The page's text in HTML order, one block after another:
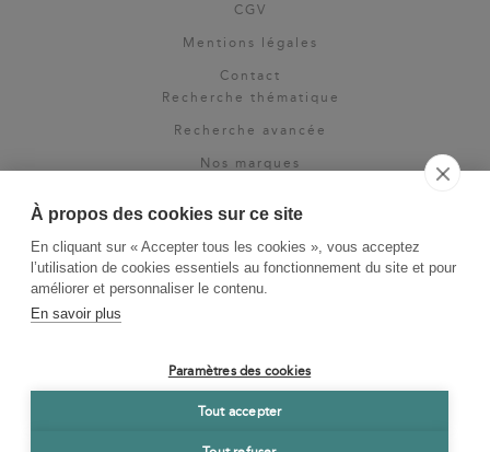
À propos des cookies sur ce site
En cliquant sur « Accepter tous les cookies », vous acceptez
l’utilisation de cookies essentiels au fonctionnement du site et pour
améliorer et personnaliser le contenu.
En savoir plus
Paramètres des cookies
Tout accepter
CGV
Mentions légales
Contact
Recherche thématique
Recherche avancée
Nos marques
Espace pro
Newsletter
La Vie des Classiques